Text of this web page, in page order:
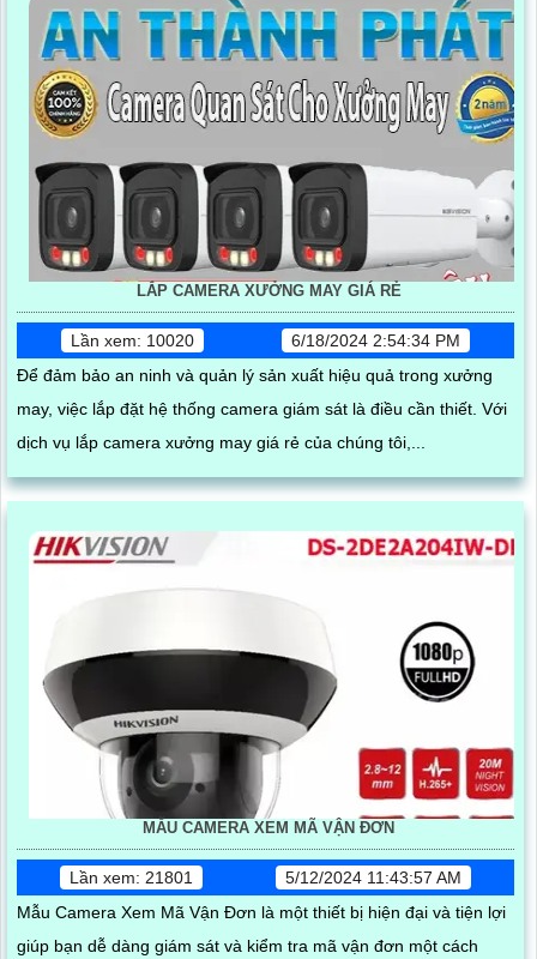
LẮP CAMERA XƯỞNG MAY GIÁ RẺ
Lần xem: 10020
6/18/2024 2:54:34 PM
Để đảm bảo an ninh và quản lý sản xuất hiệu quả trong xưởng
may, việc lắp đặt hệ thống camera giám sát là điều cần thiết. Với
dịch vụ lắp camera xưởng may giá rẻ của chúng tôi,...
MẪU CAMERA XEM MÃ VẬN ĐƠN
Lần xem: 21801
5/12/2024 11:43:57 AM
Mẫu Camera Xem Mã Vận Đơn là một thiết bị hiện đại và tiện lợi
giúp bạn dễ dàng giám sát và kiểm tra mã vận đơn một cách